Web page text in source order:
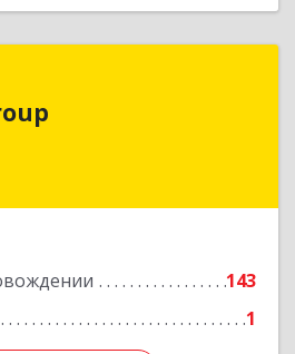
143
1
обл, Кимры г, Малая Садовая
Подробнее